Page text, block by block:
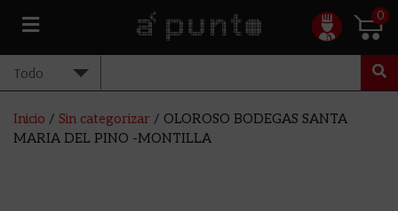
0
Inicio / Sin categorizar / OLOROSO BODEGAS SANTA
MARIA DEL PINO -MONTILLA